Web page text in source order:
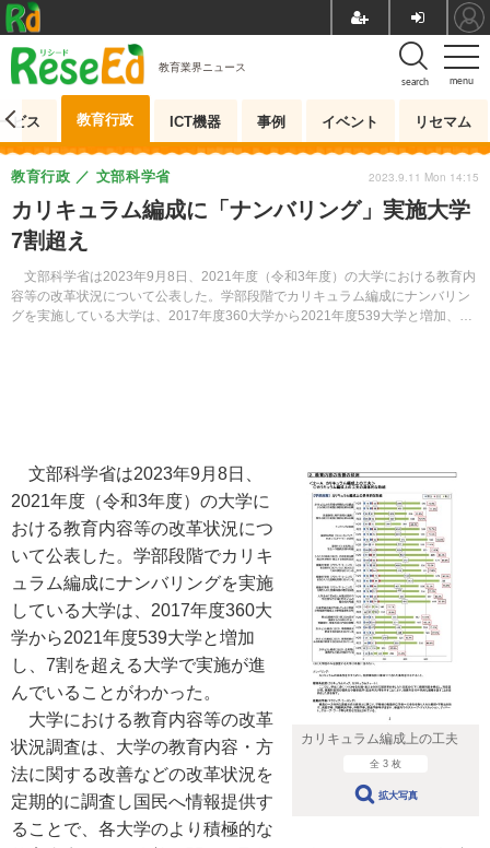
menu
search
教育業界ニュース
ビス 教育行政 ICT機器 事例 イベント リセマム
カリキュラム編成に「ナンバリング」実施大学
7割超え
文部科学省は2023年9月8日、2021年度（令和3年度）の大学における教育内
容等の改革状況について公表した。学部段階でカリキュラム編成にナンバリン
グを実施している大学は、2017年度360大学から2021年度539大学と増加、7
教育行政 文部科学省 2023.9.11 Mon 14:15
カリキュラム編成上の工夫
全 3 枚
拡大写真
文部科学省は2023年9月8日、
2021年度（令和3年度）の大学に
おける教育内容等の改革状況につ
いて公表した。学部段階でカリキ
ュラム編成にナンバリングを実施
している大学は、2017年度360大
学から2021年度539大学と増加
し、7割を超える大学で実施が進
んでいることがわかった。
大学における教育内容等の改革
状況調査は、大学の教育内容・方
法に関する改善などの改革状況を
定期的に調査し国民へ情報提供す
ることで、各大学のより積極的な